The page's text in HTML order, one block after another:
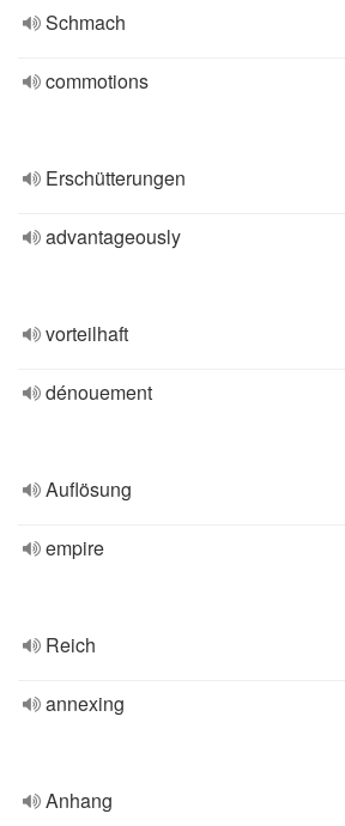
Schmach
commotions
Erschütterungen
advantageously
vorteilhaft
dénouement
Auflösung
empire
Reich
annexing
Anhang